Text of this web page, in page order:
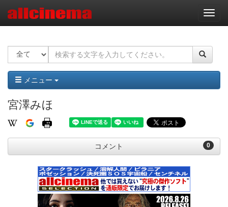
ナ
ビ
ー
ョ
ン
メニュー
宮澤みほ
0
コメント